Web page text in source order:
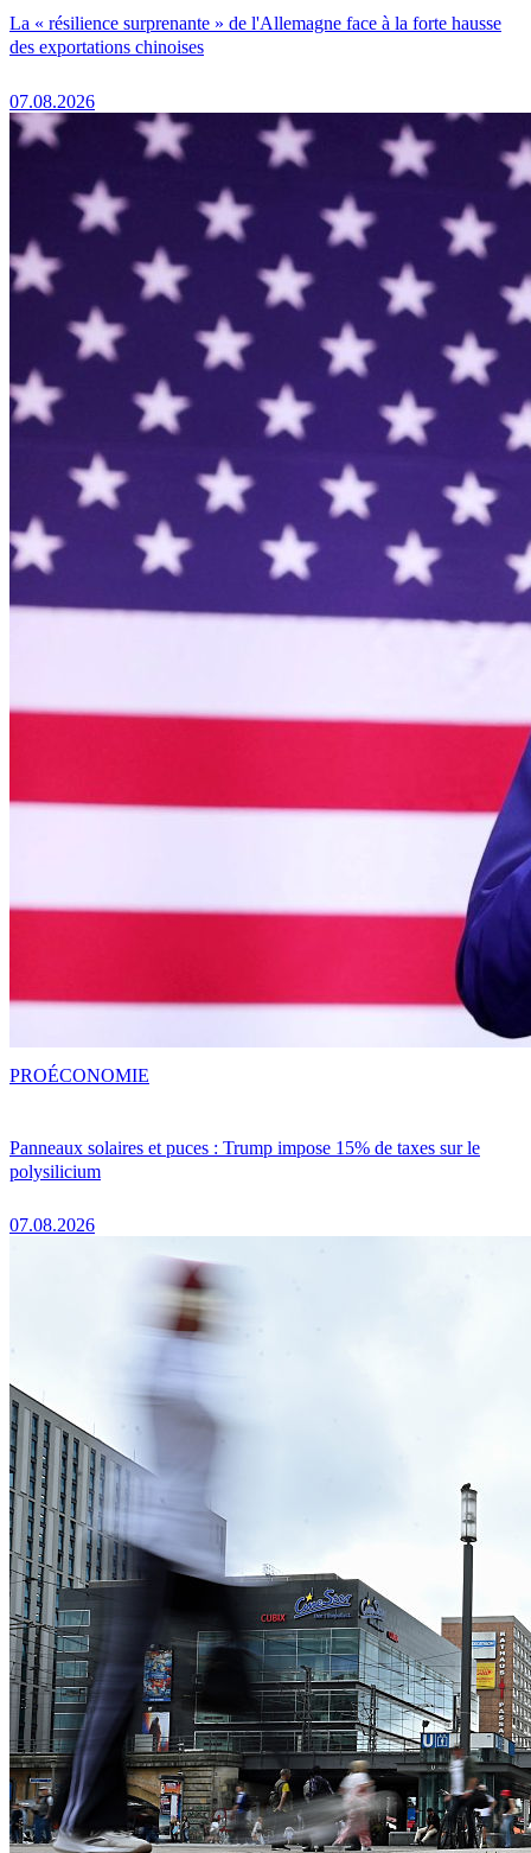
La « résilience surprenante » de l'Allemagne face à la forte hausse
des exportations chinoises
07.08.2026
Panneaux solaires et puces : Trump impose 15% de taxes sur le
polysilicium
07.08.2026
PROÉCONOMIE